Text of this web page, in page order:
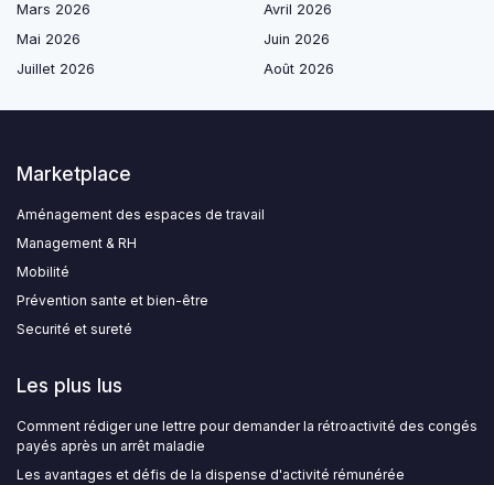
Mars 2026
Avril 2026
Mai 2026
Juin 2026
Juillet 2026
Août 2026
Marketplace
Aménagement des espaces de travail
Management & RH
Mobilité
Prévention sante et bien-être
Securité et sureté
Les plus lus
Comment rédiger une lettre pour demander la rétroactivité des congés
payés après un arrêt maladie
Les avantages et défis de la dispense d'activité rémunérée